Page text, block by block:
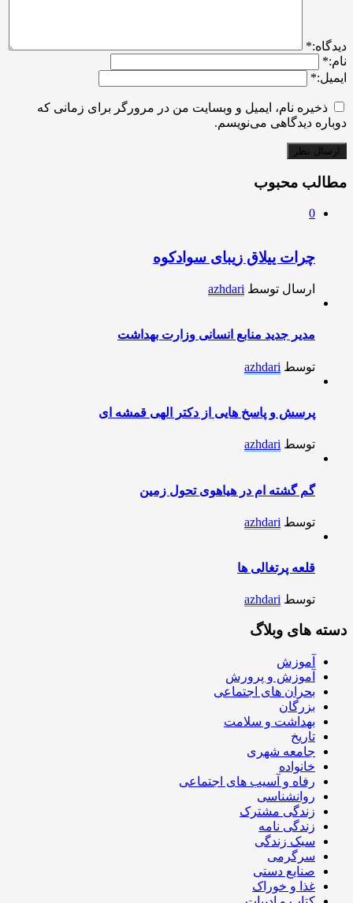
ديدگاه:*
نام:*
ایمیل:*
ذخیره نام، ایمیل و وبسایت من در مرورگر برای زمانی که
دوباره دیدگاهی می‌نویسم.
مطالب محبوب
0
چرات ییلاق زیبای سوادکوه
ارسال توسط azhdari
مدیر جدید منابع انسانی وزارت بهداشت
توسط azhdari
پرسش و پاسخ هایی از دکتر الهی قمشه ای
توسط azhdari
گم گشته ام در هیاهوی تحول زمین
توسط azhdari
قلعه پرتغالی ها
توسط azhdari
دسته های وبلاگ
آموزش
آموزش و پرورش
بحران های اجتماعی
بزرگان
بهداشت و سلامت
تاریخ
جامعه شهری
خانواده
رفاه و آسیب های اجتماعی
روانشناسی
زندگی مشترک
زندگی نامه
سبک زندگی
سرگرمی
صنایع دستی
غذا و خوراک